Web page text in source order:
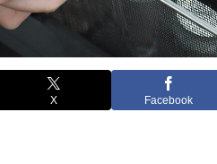
X Facebook